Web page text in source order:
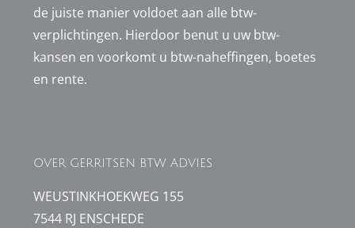
de juiste manier voldoet aan alle btw-
verplichtingen. Hierdoor benut u uw btw-
kansen en voorkomt u btw-naheffingen, boetes
en rente.
OVER GERRITSEN BTW ADVIES
WEUSTINKHOEKWEG 155
7544 RJ ENSCHEDE